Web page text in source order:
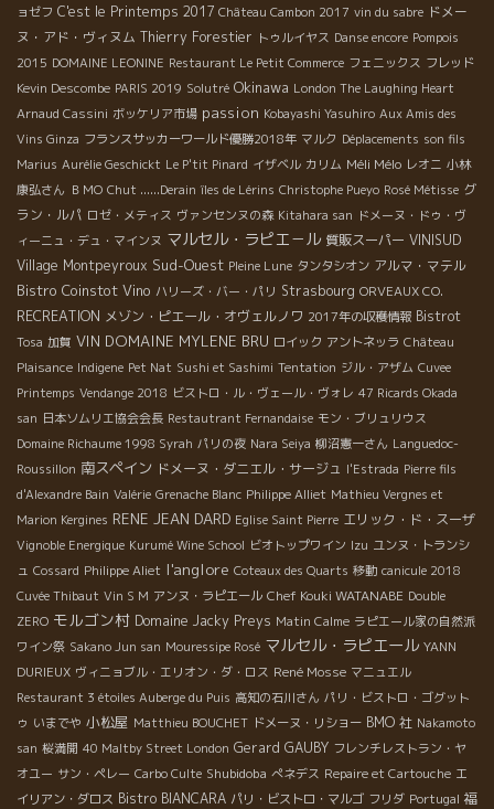
ョゼフ C'est le Printemps 2017 Château Cambon 2017 vin du sabre ドメー
ヌ・アド・ヴィヌム Thierry Forestier トゥルイヤス Danse encore Pompois
2015 DOMAINE LEONINE Restaurant Le Petit Commerce フェニックス フレッド
Kevin Descombe PARIS 2019 Solutré Okinawa London The Laughing Heart
Arnaud Cassini ボッケリア市場 passion Kobayashi Yasuhiro Aux Amis des
Vins Ginza フランスサッカーワールド優勝2018年 マルク Déplacements son fils
Marius Aurélie Geschickt Le P'tit Pinard イザベル カリム Méli Mélo レオニ 小林
康弘さん ＢＭО Chut ......Derain îles de Lérins Christophe Pueyo Rosé Métisse グ
ラン・ルパ ロゼ・メティス ヴァンセンヌの森 Kitahara san ドメーヌ・ドゥ・ヴ
ィーニュ・デュ・マインヌ マルセル・ラピエ－ル 質販スーパー VINISUD
Village Montpeyroux Sud-Ouest Pleine Lune タンタシオン アルマ・マテル
Bistro Coinstot Vino ハリーズ・バー・パリ Strasbourg ORVEAUX CO.
RECREATION メゾン・ピエール・オヴェルノワ 2017年の収穫情報 Bistrot
Tosa 加賀 VIN DOMAINE MYLENE BRU ロイック アントネッラ Château
Plaisance Indigene Pet Nat Sushi et Sashimi Tentation ジル・アザム Cuvee
Printemps Vendange 2018 ビストロ・ル・ヴェール・ヴォレ 47 Ricards Okada
san 日本ソムリエ協会会長 Restautrant Fernandaise モン・ブリュリウス
Domaine Richaume 1998 Syrah パリの夜 Nara Seiya 柳沼憲一さん Languedoc-
Roussillon 南スペイン ドメーヌ・ダニエル・サージュ l'Estrada Pierre fils
d'Alexandre Bain Valérie Grenache Blanc Philippe Alliet Mathieu Vergnes et
Marion Kergines RENE JEAN DARD Eglise Saint Pierre エリック・ド・スーザ
Vignoble Energique Kurumé Wine School ビオトップワイン Izu ユンヌ・トランシ
ュ Cossard Philippe Aliet l'anglore Coteaux des Quarts 移動 canicule 2018
Cuvée Thibaut Vin S M アンヌ・ラピエール Chef Kouki WATANABE Double
ZERO モルゴン村 Domaine Jacky Preys Matin Calme ラピエール家の自然派
ワイン祭 Sakano Jun san Mouressipe Rosé マルセル・ラピエール YANN
DURIEUX ヴィニョブル・エリオン・ダ・ロス René Mosse マニュエル
Restaurant 3 étoiles Auberge du Puis 高知の石川さん パリ・ビストロ・ゴグット
ゥ いまでや 小松屋 Matthieu BOUCHET ドメーヌ・リショー BMO 社 Nakamoto
san 桜満開 40 Maltby Street London Gerard GAUBY フレンチレストラン・ヤ
オユー サン・ペレー Carbo Culte Shubidoba ぺネデス Repaire et Cartouche エ
イリアン・ダロス Bistro BIANCARA パリ・ビストロ・マルゴ フリダ Portugal 福